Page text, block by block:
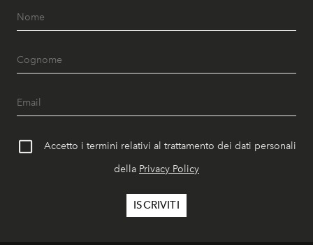
Accetto i termini relativi al trattamento dei dati personali
della Privacy Policy